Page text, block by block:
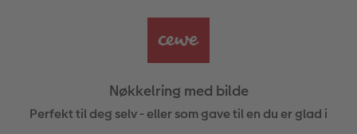
CEWE FOTOBOK Color pop
Minnelomme
Bilde på skumplate
Bilde på akrylglass
Fotoplakat standardpapir
Fotoklistremerker
Fotomagneter
Design selv
Foldekort
Valgmuligheter
Tilbehør
Nøkkelring med bilde
Perfekt til deg selv - eller som gave til en du er glad i